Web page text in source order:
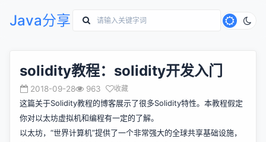
Java分享
solidity教程：solidity开发入门
2018-09-28 963 收藏
这篇关于Solidity教程的博客展示了很多Solidity特性。本教程假定
你对以太坊虚拟机和编程有一定的了解。
以太坊，“世界计算机”提供了一个非常强大的全球共享基础设施，